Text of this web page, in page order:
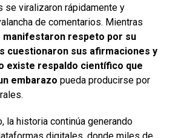
se viralizaron rápidamente y
de comentarios. Mientras
manifestaron respeto por su
cuestionaron sus afirmaciones y
existe respaldo científico que
embarazo pueda producirse por
la historia continúa generando